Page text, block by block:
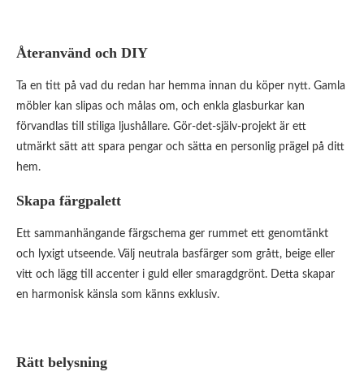
Återanvänd och DIY
Ta en titt på vad du redan har hemma innan du köper nytt. Gamla
möbler kan slipas och målas om, och enkla glasburkar kan
förvandlas till stiliga ljushållare. Gör-det-själv-projekt är ett
utmärkt sätt att spara pengar och sätta en personlig prägel på ditt
hem.
Skapa färgpalett
Ett sammanhängande färgschema ger rummet ett genomtänkt
och lyxigt utseende. Välj neutrala basfärger som grått, beige eller
vitt och lägg till accenter i guld eller smaragdgrönt. Detta skapar
en harmonisk känsla som känns exklusiv.
Rätt belysning